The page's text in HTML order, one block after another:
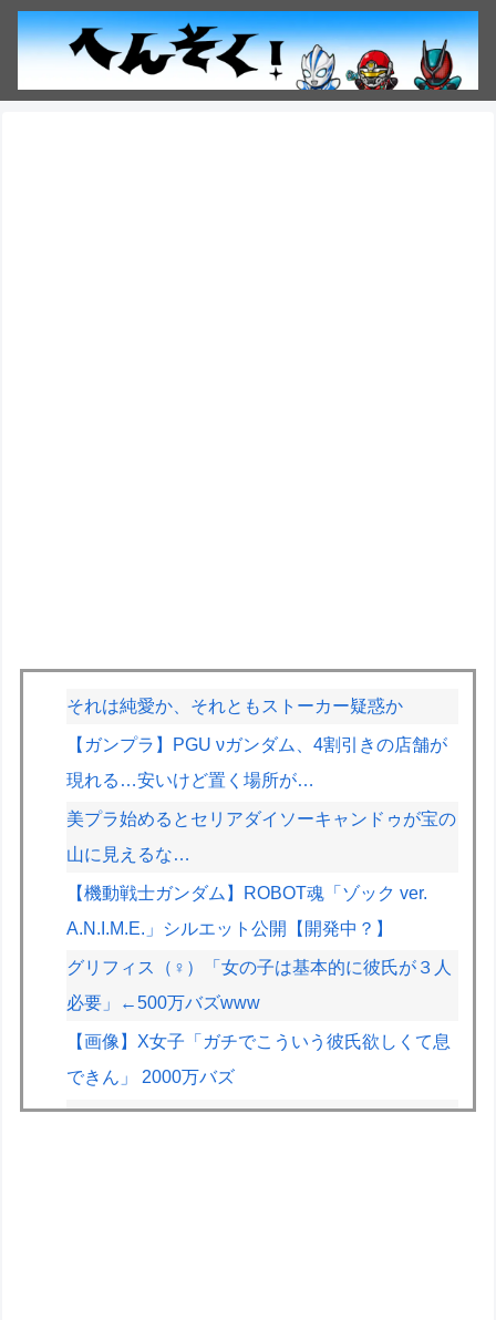
それは純愛か、それともストーカー疑惑か
【ガンプラ】PGU νガンダム、4割引きの店舗が
現れる…安いけど置く場所が…
美プラ始めるとセリアダイソーキャンドゥが宝の
山に見えるな…
【機動戦士ガンダム】ROBOT魂「ゾック ver.
A.N.I.M.E.」シルエット公開【開発中？】
グリフィス（♀）「女の子は基本的に彼氏が３人
必要」←500万バズwww
【画像】X女子「ガチでこういう彼氏欲しくて息
できん」 2000万バズ
ドラクエのゼシカとかいう人気キャラwww